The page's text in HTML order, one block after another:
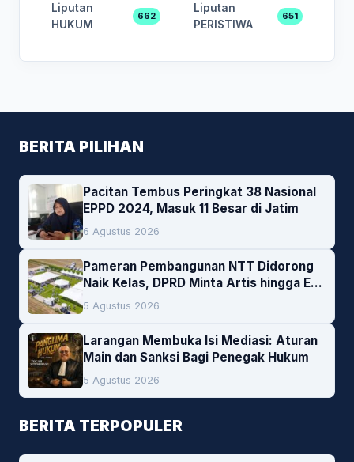
Liputan
HUKUM
662
Liputan
PERISTIWA
651
BERITA PILIHAN
Pacitan Tembus Peringkat 38 Nasional
EPPD 2024, Masuk 11 Besar di Jatim
6 Agustus 2026
Pameran Pembangunan NTT Didorong
Naik Kelas, DPRD Minta Artis hingga EO
Lokal Jadi Prioritas
5 Agustus 2026
Larangan Membuka Isi Mediasi: Aturan
Main dan Sanksi Bagi Penegak Hukum
5 Agustus 2026
BERITA TERPOPULER